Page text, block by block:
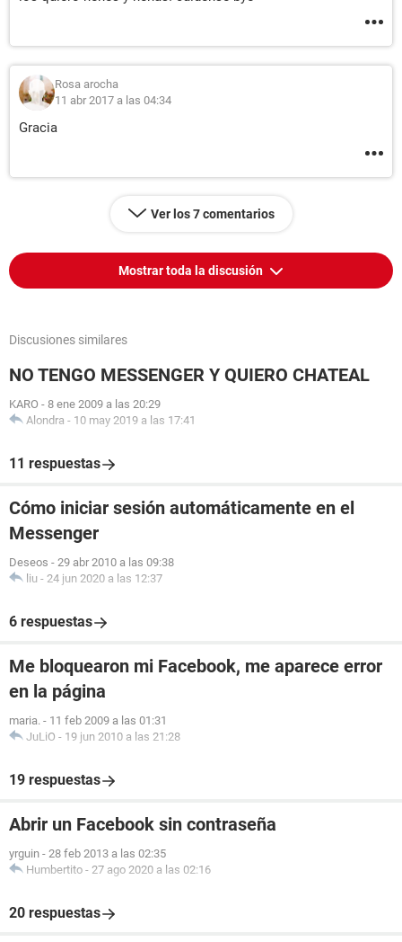
Rosa arocha
11 abr 2017 a las 04:34
Gracia
Ver los 7 comentarios
Mostrar toda la discusión
Discusiones similares
NO TENGO MESSENGER Y QUIERO CHATEAL
KARO - 8 ene 2009 a las 20:29
Alondra - 10 may 2019 a las 17:41
11 respuestas
Cómo iniciar sesión automáticamente en el
Messenger
Deseos - 29 abr 2010 a las 09:38
liu - 24 jun 2020 a las 12:37
6 respuestas
Me bloquearon mi Facebook, me aparece error
en la página
maria. - 11 feb 2009 a las 01:31
JuLiO - 19 jun 2010 a las 21:28
19 respuestas
Abrir un Facebook sin contraseña
yrguin - 28 feb 2013 a las 02:35
Humbertito - 27 ago 2020 a las 02:16
20 respuestas